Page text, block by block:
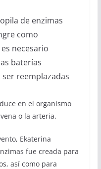
de enzimas
como
necesario
baterías
reemplazadas
en el organismo
o la arteria.
Ekaterina
fue creada para
así como para